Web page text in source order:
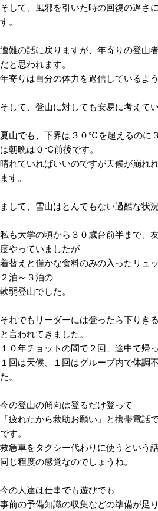
そして、風邪を引いた時の回復の遅さ
す。
遭難の話に戻りますが、年寄りの登山
だと思われます。
年寄りは自分の体力を過信しているよう
そして、登山に対しても安易に考えて
夏山でも、下界は３０℃を超えるのに
は朝晩は０℃前後です。
晴れていればいいのですが天候が崩れ
ます。
まして、雪山はとんでもない過酷な状
私も大学の頃から３０歳台前半まで、
度やっていましたが
着替えと僅かな食料のみの入ったリュ
２泊～３泊の
軟弱登山でした。
それでもリーダーには登ったら下りき
と言われてきました。
１０年チョットの間で２回、途中で帰
１回は天候、１回はグループ内で体調
た。
今の登山の傾向は登るだけ登って
「疲れたから救助お願い」と携帯電話
です。
救急車をタクシー代わりに使うという
同じ程度の感覚なのでしょうね。
今の人達は仕事でも遊びでも
事前の予備知識の収集などの準備が足